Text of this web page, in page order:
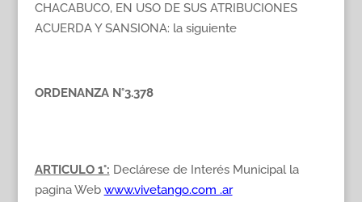
CHACABUCO, EN USO DE SUS ATRIBUCIONES
ACUERDA Y SANSIONA: la siguiente
ORDENANZA N°3.378
ARTICULO 1°: Declárese de Interés Municipal la
pagina Web www.vivetango.com .ar